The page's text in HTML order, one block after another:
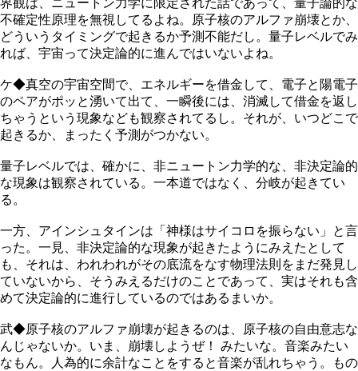
不確定性原理を無視してるよね。原子核のアルファ崩壊とか、
どういうタイミングで起きるか予測不能だし。量子レベルでみ
れば、宇宙って決定論的に進んではいないよね。
ケ◆真空の宇宙空間で、エネルギーを借金して、電子と陽電子
のペアがポッと湧いて出て、一瞬後には、消滅して借金を返し
ちゃうという現象なども観察されてるし。それが、いつどこで
起きるか、まったく予測がつかない。
量子レベルでは、確かに、非ニュートン力学的な、非決定論的
な現象は観察されている。一本道ではなく、分岐が起きてい
る。
一方、アインシュタインは「神様はサイコロを振らない」と言
った。一見、非決定論的な現象が起きたようにみえたとして
も、それは、われわれがその底流をなす物理法則をまだ発見し
ていないから、そうみえるだけのことであって、実はそれも含
めて決定論的に進行しているのではあるまいか。
武◆原子核のアルファ崩壊が起きるのは、原子核の自由意志な
んじゃないか。いま、崩壊しようぜ！ みたいな。音楽みたい
なもん。人為的に余計なことをすると音楽が乱れちゃう。もの